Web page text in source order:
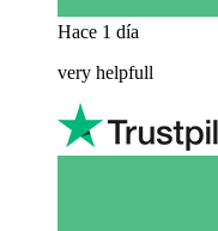
Hace 1 día
very helpfull